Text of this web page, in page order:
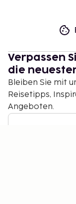
Verpassen
die
Bleiben Sie mit
Reisetipps,
Angeboten.